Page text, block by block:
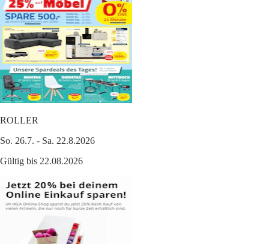
ROLLER
So. 26.7. - Sa. 22.8.2026
Gültig bis 22.08.2026